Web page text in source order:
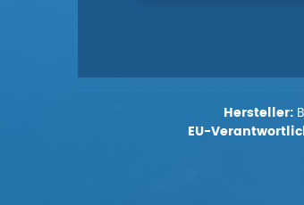
Hersteller:
EU-